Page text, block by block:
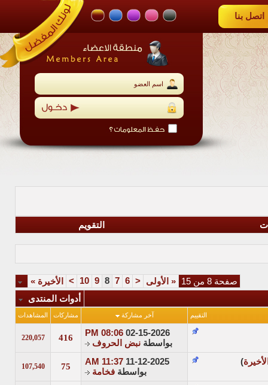
اتصل بنا
التقويم
صفحة 8 من 15 « الأولى <
6
7
8
9
10
> الأخيرة »
أدوات المنتدى
التقييم آخر مشاركة مشاركات المشاهدات
02-15-2026
08:06 PM
بواسطة نبض الحروف
416
220,057
)
11-12-2025
11:37 AM
بواسطة فخامة
75
107,540